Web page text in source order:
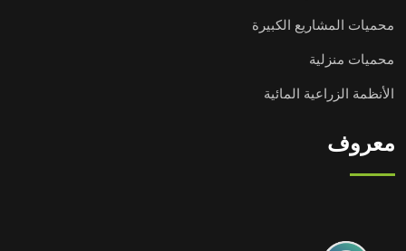
محميات المشاريع الكبيرة
محميات منزلية
الأنظمة الزراعية المائية
معروف